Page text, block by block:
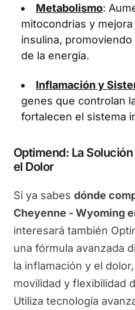
Metabolismo:
mitocondrias y
insulina,
de la energía.
Inflamación y
genes que controlan
fortalecen el sistema
Optimend: La
el Dolor
Si ya sabes dónde
Cheyenne - Wyoming
interesará también
una fórmula avanzada
la inflamación y el
movilidad y flexibilidad
Utiliza tecnología